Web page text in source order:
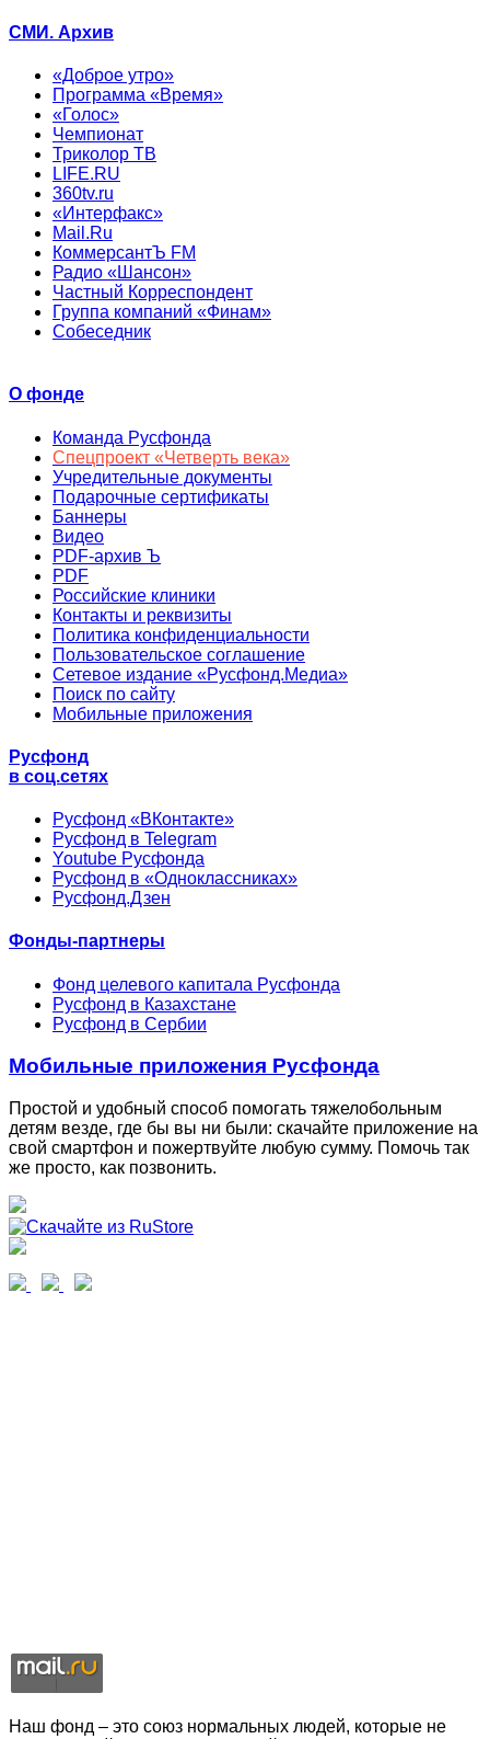
СМИ. Архив
«Доброе утро»
Программа «Время»
«Голос»
Чемпионат
Триколор ТВ
LIFE.RU
360tv.ru
«Интерфакс»
Mail.Ru
КоммерсантЪ FM
Радио «Шансон»
Частный Корреспондент
Группа компаний «Финам»
Собеседник
О фонде
Команда Русфонда
Спецпроект «Четверть века»
Учредительные документы
Подарочные сертификаты
Баннеры
Видео
PDF-архив Ъ
PDF
Российские клиники
Контакты и реквизиты
Политика конфиденциальности
Пользовательское соглашение
Сетевое издание «Русфонд.Медиа»
Поиск по сайту
Мобильные приложения
Русфонд
в соц.сетях
Русфонд «ВКонтакте»
Русфонд в Telegram
Youtube Русфонда
Русфонд в «Одноклассниках»
Русфонд.Дзен
Фонды-партнеры
Фонд целевого капитала Русфонда
Русфонд в Казахстане
Русфонд в Сербии
Мобильные приложения Русфонда
Простой и удобный способ помогать тяжелобольным
детям везде, где бы вы ни были: скачайте приложение на
свой смартфон и пожертвуйте любую сумму. Помочь так
же просто, как позвонить.
Наш фонд – это союз нормальных людей, которые не